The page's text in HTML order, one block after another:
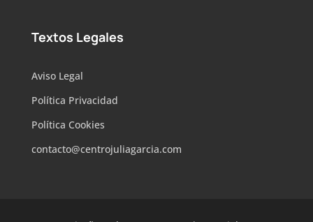
Textos Legales
Aviso Legal
Política Privacidad
Política Cookies
contacto@centrojuliagarcia.com